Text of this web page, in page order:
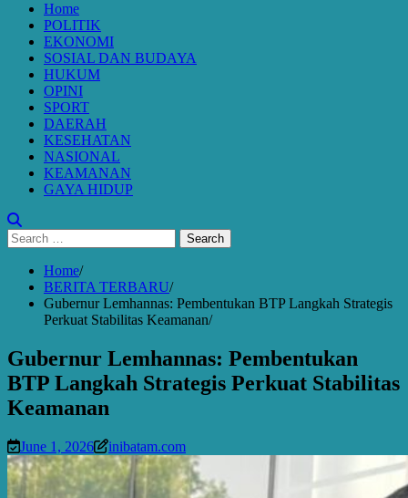
Home
POLITIK
EKONOMI
SOSIAL DAN BUDAYA
HUKUM
OPINI
SPORT
DAERAH
KESEHATAN
NASIONAL
KEAMANAN
GAYA HIDUP
Search
for:
Home
BERITA TERBARU
Gubernur Lemhannas: Pembentukan BTP Langkah Strategis
Perkuat Stabilitas Keamanan
Gubernur Lemhannas: Pembentukan
BTP Langkah Strategis Perkuat Stabilitas
Keamanan
June 1, 2026 inibatam.com